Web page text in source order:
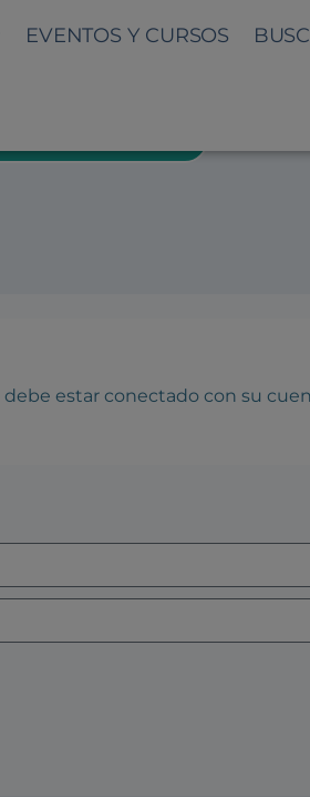
EVENTOS Y CURSOS
estar conectado con su